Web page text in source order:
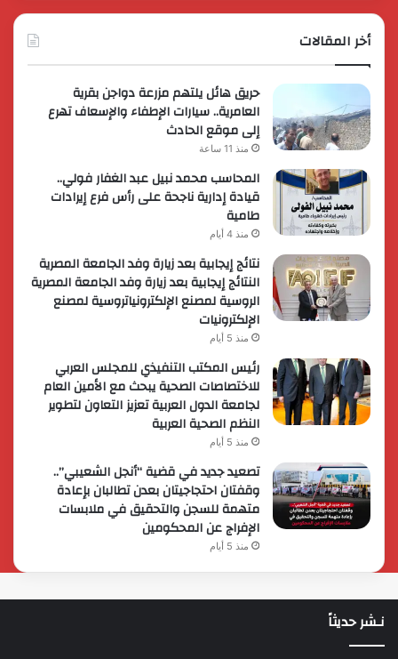
أخر المقالات
حريق هائل يلتهم مزرعة دواجن بقرية
العامرية.. سيارات الإطفاء والإسعاف تهرع
إلى موقع الحادث
منذ 11 ساعة
المحاسب محمد نبيل عبد الغفار فولي..
قيادة إدارية ناجحة على رأس فرع إيرادات
طامية
منذ 4 أيام
نتائج إيجابية بعد زيارة وفد الجامعة المصرية
النتائج إيجابية بعد زيارة وفد الجامعة المصرية
الروسية لمصنع الإلكترونياتروسية لمصنع
الإلكترونيات
منذ 5 أيام
رئيس المكتب التنفيذي للمجلس العربي
للاختصاصات الصحية يبحث مع الأمين العام
لجامعة الدول العربية تعزيز التعاون لتطوير
النظم الصحية العربية
منذ 5 أيام
تصعيد جديد في قضية “أنجل الشعيبي”..
وقفتان احتجاجيتان بعدن تطالبان بإعادة
متهمة للسجن والتحقيق في ملابسات
الإفراج عن المحكومين
منذ 5 أيام
نـشر حديثاً